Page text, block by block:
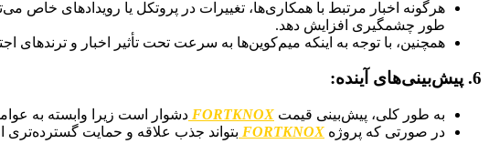
هرگونه اخبار مرتبط با همکاری‌ها، تغییرات در پروتکل یا رویدادهای خاص
طور چشمگیری افزایش دهد.
همچنین، با توجه به اینکه میم‌کوین‌ها به سرعت تحت تأثیر اخبار و
6. پیش‌بینی‌های آینده:
به طور کلی، پیش‌بینی قیمت FORTKNOX دشوار است زیرا وابسته به
در صورتی که پروژه FORTKNOX بتواند جذب علاقه و حمایت گسترده‌تری